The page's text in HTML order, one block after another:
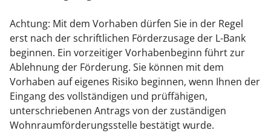
Achtung: Mit dem Vorhaben dürfen Sie in der Regel
erst nach der schriftlichen Förderzusage der L-Bank
beginnen. Ein vorzeitiger Vorhabenbeginn führt zur
Ablehnung der Förderung. Sie können mit dem
Vorhaben auf eigenes Risiko beginnen, wenn Ihnen der
Eingang des vollständigen und prüffähigen,
unterschriebenen Antrags von der zuständigen
Wohnraumförderungsstelle bestätigt wurde.